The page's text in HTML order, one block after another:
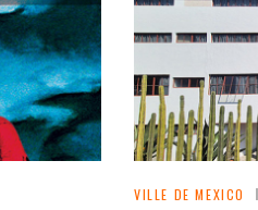
VILLE DE MEXICO